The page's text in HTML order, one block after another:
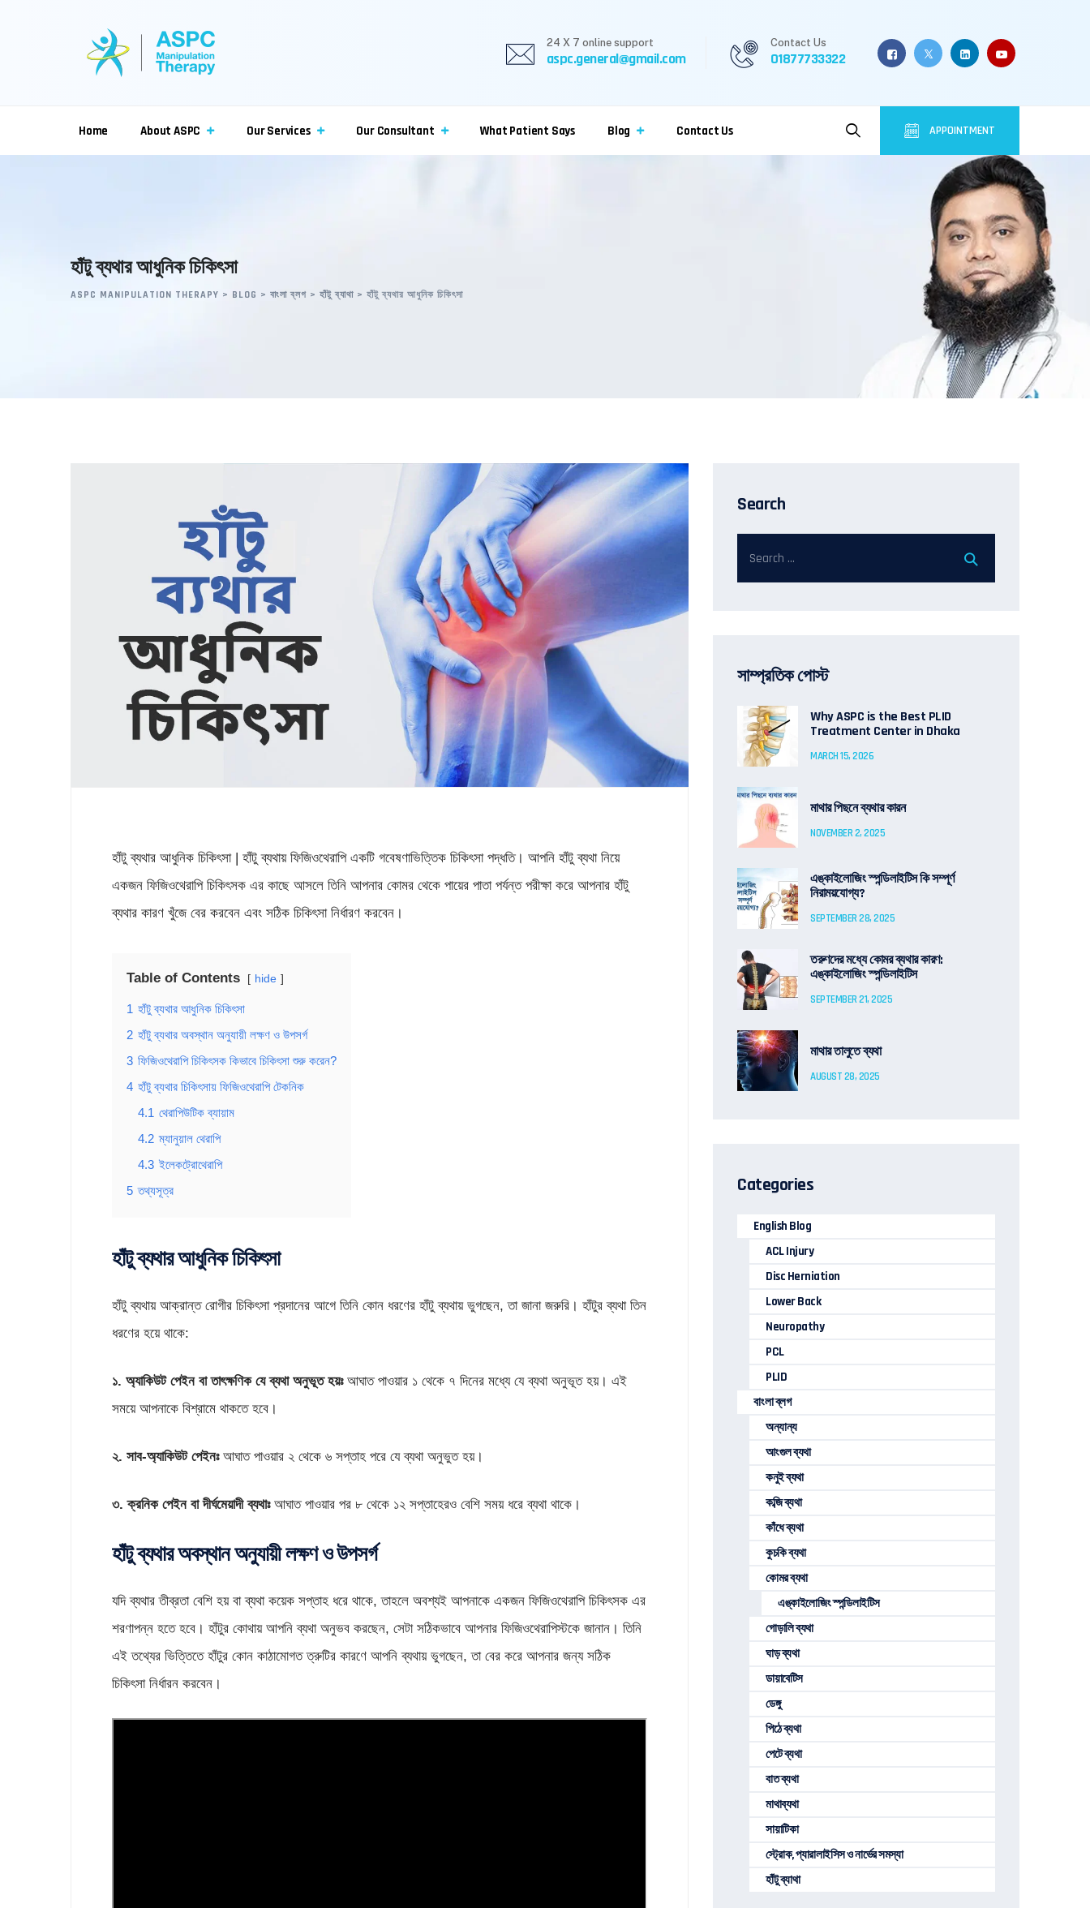
24 X 7 online support
aspc.general@gmail.com
Contact Us
01877733322
Home About ASPC Our Services Our Consultant What Patient Says Blog Contact Us APPOINTMENT
হাঁটু ব্যথার আধুনিক চিকিৎসা
ASPC MANIPULATION THERAPY > BLOG > বাংলা ব্লগ > হাঁটু ব্যাথা > হাঁটু ব্যথার আধুনিক চিকিৎসা
হাঁটু ব্যথার আধুনিক চিকিৎসা | হাঁটু ব্যথায় ফিজিওথেরাপি একটি গবেষণাভিত্তিক চিকিৎসা পদ্ধতি। আপনি হাঁটু ব্যথা নিয়ে
একজন ফিজিওথেরাপি চিকিৎসক এর কাছে আসলে তিনি আপনার কোমর থেকে পায়ের পাতা পর্যন্ত পরীক্ষা করে আপনার হাঁটু
ব্যথার কারণ খুঁজে বের করবেন এবং সঠিক চিকিৎসা নির্ধারণ করবেন।
Table of Contents hide
1 হাঁটু ব্যথার আধুনিক চিকিৎসা
2 হাঁটু ব্যথার অবস্থান অনুযায়ী লক্ষণ ও উপসর্গ
3 ফিজিওথেরাপি চিকিৎসক কিভাবে চিকিৎসা শুরু করেন?
4 হাঁটু ব্যথার চিকিৎসায় ফিজিওথেরাপি টেকনিক
4.1 থেরাপিউটিক ব্যায়াম
4.2 ম্যানুয়াল থেরাপি
4.3 ইলেকট্রোথেরাপি
5 তথ্যসূত্র
হাঁটু ব্যথার আধুনিক চিকিৎসা
হাঁটু ব্যথায় আক্রান্ত রোগীর চিকিৎসা প্রদানের আগে তিনি কোন ধরণের হাঁটু ব্যথায় ভুগছেন, তা জানা জরুরি। হাঁটুর ব্যথা তিন
ধরণের হয়ে থাকে:
১. অ্যাকিউট পেইন বা তাৎক্ষণিক যে ব্যথা অনুভূত হয়ঃআঘাত পাওয়ার ১ থেকে ৭ দিনের মধ্যে যে ব্যথা অনুভূত হয়। এই
সময়ে আপনাকে বিশ্রামে থাকতে হবে।
২. সাব-অ্যাকিউট পেইনঃআঘাত পাওয়ার ২ থেকে ৬ সপ্তাহ পরে যে ব্যথা অনুভুত হয়।
৩. ক্রনিক পেইন বা দীর্ঘমেয়াদী ব্যথাঃআঘাত পাওয়ার পর ৮ থেকে ১২ সপ্তাহেরও বেশি সময় ধরে ব্যথা থাকে।
হাঁটু ব্যথার অবস্থান অনুযায়ী লক্ষণ ও উপসর্গ
যদি ব্যথার তীব্রতা বেশি হয় বা ব্যথা কয়েক সপ্তাহ ধরে থাকে, তাহলে অবশ্যই আপনাকে একজন ফিজিওথেরাপি চিকিৎসক এর
শরণাপন্ন হতে হবে। হাঁটুর কোথায় আপনি ব্যথা অনুভব করছেন, সেটা সঠিকভাবে আপনার ফিজিওথেরাপিস্টকে জানান। তিনি
এই তথ্যের ভিত্তিতে হাঁটুর কোন কাঠামোগত ত্রুটির কারণে আপনি ব্যথায় ভুগছেন, তা বের করে আপনার জন্য সঠিক
চিকিৎসা নির্ধারন করবেন।
Search
সাম্প্রতিক পোস্ট
Why ASPC is the Best PLID
Treatment Center in Dhaka
MARCH 15, 2026
মাথার পিছনে ব্যথার কারন
NOVEMBER 2, 2025
এঙ্কাইলোজিং স্পন্ডিলাইটিস কি সম্পূর্ণ
নিরাময়যোগ্য?
SEPTEMBER 28, 2025
তরুণদের মধ্যে কোমর ব্যথার কারণ:
এঙ্কাইলোজিং স্পন্ডিলাইটিস
SEPTEMBER 21, 2025
মাথার তালুতে ব্যথা
AUGUST 28, 2025
Categories
English Blog
ACL Injury
Disc Herniation
Lower Back
Neuropathy
PCL
PLID
বাংলা ব্লগ
অন্যান্য
আংগুল ব্যথা
কনুই ব্যথা
কব্জি ব্যথা
কাঁধে ব্যথা
কুচকি ব্যথা
কোমর ব্যথা
এঙ্কাইলোজিং স্পন্ডিলাইটিস
গোড়ালি ব্যথা
ঘাড় ব্যথা
ডায়াবেটিস
ডেঙ্গু
পিঠে ব্যথা
পেটে ব্যথা
বাত ব্যথা
মাথাব্যথা
সায়াটিকা
স্ট্রোক, প্যারালাইসিস ও নার্ভের সমস্যা
হাঁটু ব্যাথা